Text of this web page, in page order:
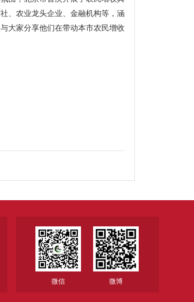
、农业龙头企业、金融机构等，涵
大家分享他们在带动本市农民增收
微信 微博